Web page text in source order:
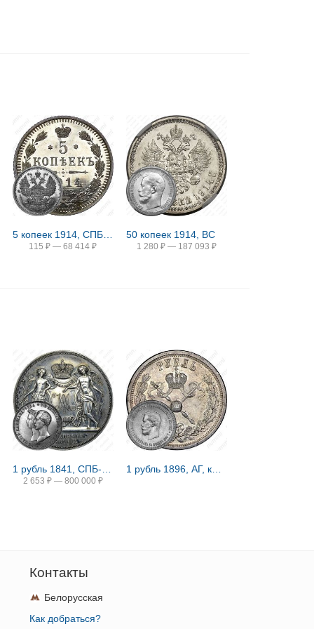
115 ₽ — 68 414 ₽
50 копеек 1914, ВС
1 280 ₽ — 187 093 ₽
2 653 ₽ — 800 000 ₽
Контакты
Белорусская
Как добраться?